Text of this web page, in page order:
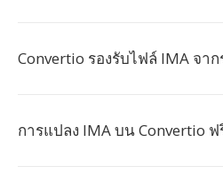
Convertio รองรับไฟล์ IMA จา
การแปลง IMA บน Convertio ฟ